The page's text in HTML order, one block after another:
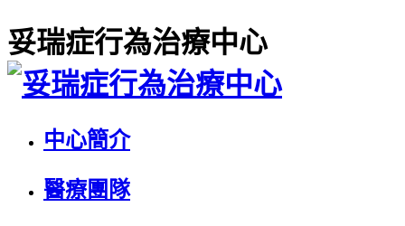
妥瑞症行為治療中心
中心簡介
醫療團隊